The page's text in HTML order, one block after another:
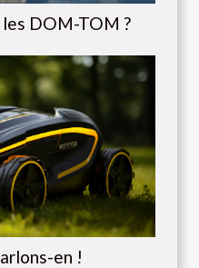
DOM-TOM ?
en !